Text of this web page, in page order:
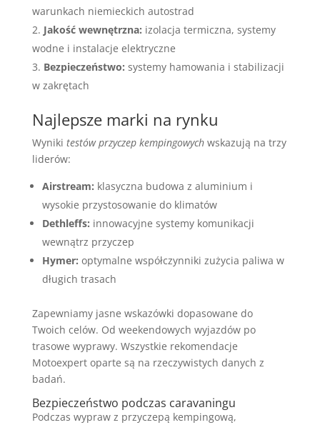
warunkach niemieckich autostrad
Jakość wewnętrzna: izolacja termiczna, systemy
wodne i instalacje elektryczne
Bezpieczeństwo: systemy hamowania i stabilizacji
w zakrętach
Najlepsze marki na rynku
Wyniki testów przyczep kempingowychwskazują na trzy
liderów:
Airstream: klasyczna budowa z aluminium i
wysokie przystosowanie do klimatów
Dethleffs: innowacyjne systemy komunikacji
wewnątrz przyczep
Hymer: optymalne współczynniki zużycia paliwa w
długich trasach
Zapewniamy jasne wskazówki dopasowane do
Twoich celów. Od weekendowych wyjazdów po
trasowe wyprawy. Wszystkie rekomendacje
Motoexpert oparte są na rzeczywistych danych z
badań.
Bezpieczeństwo podczas caravaningu
Podczas wypraw z przyczepą kempingową,